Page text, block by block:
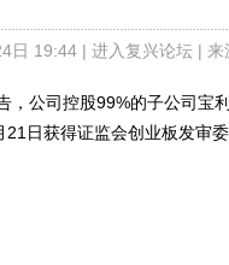
日 19:44 | 进入复兴论坛| 来
公司控股99%的子公司宝
日获得证监会创业板发审